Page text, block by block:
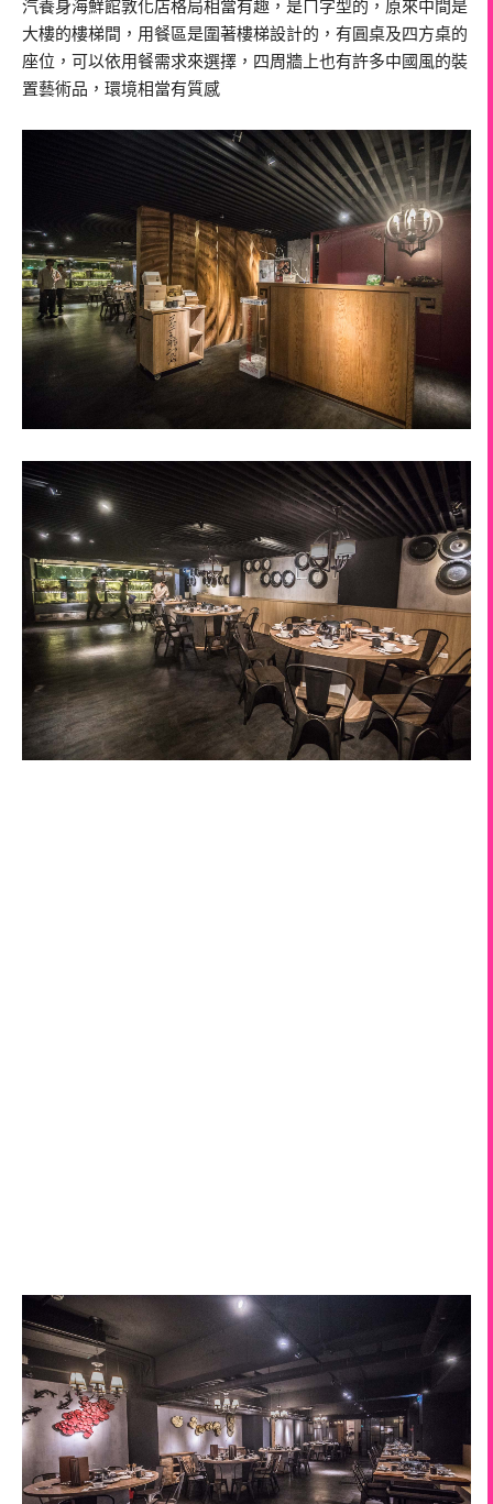
汽養身海鮮館敦化店格局相當有趣，是ㄇ字型的，原來中間是
大樓的樓梯間，用餐區是圍著樓梯設計的，有圓桌及四方桌的
座位，可以依用餐需求來選擇，四周牆上也有許多中國風的裝
置藝術品，環境相當有質感